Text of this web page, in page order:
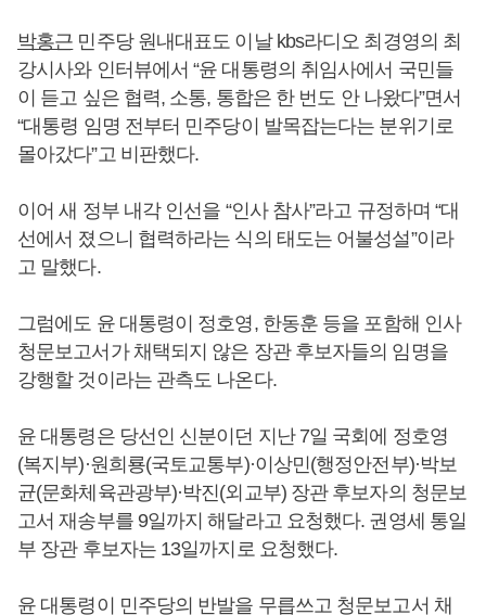
박홍근 민주당 원내대표도 이날 kbs라디오 최경영의 최
강시사와 인터뷰에서 “윤 대통령의 취임사에서 국민들
이 듣고 싶은 협력, 소통, 통합은 한 번도 안 나왔다”면서
“대통령 임명 전부터 민주당이 발목잡는다는 분위기로
몰아갔다”고 비판했다.
이어 새 정부 내각 인선을 “인사 참사”라고 규정하며 “대
선에서 졌으니 협력하라는 식의 태도는 어불성설”이라
고 말했다.
그럼에도 윤 대통령이 정호영, 한동훈 등을 포함해 인사
청문보고서가 채택되지 않은 장관 후보자들의 임명을
강행할 것이라는 관측도 나온다.
윤 대통령은 당선인 신분이던 지난 7일 국회에 정호영
(복지부)·원희룡(국토교통부)·이상민(행정안전부)·박보
균(문화체육관광부)·박진(외교부) 장관 후보자의 청문보
고서 재송부를 9일까지 해달라고 요청했다. 권영세 통일
부 장관 후보자는 13일까지로 요청했다.
윤 대통령이 민주당의 반발을 무릅쓰고 청문보고서 채